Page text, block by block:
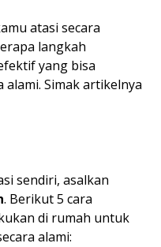
atasi secara
langkah
yang bisa
Simak artikelnya
sendiri, asalkan
. Berikut 5 cara
di rumah untuk
alami: